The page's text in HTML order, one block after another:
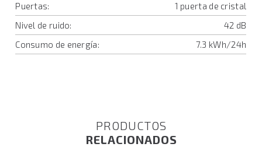
Puertas:
1 puerta de cristal
Nivel de ruido:
42 dB
Consumo de energía:
7.3 kWh/24h
PRODUCTOS
RELACIONADOS